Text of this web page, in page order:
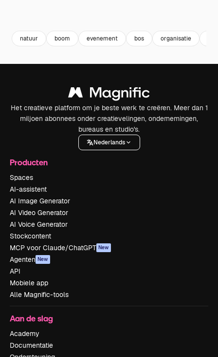
natuur boom evenement bos organisatie
Het creatieve platform om je beste werk te creëren. Meer dan 1
miljoen abonnees onder creatievelingen, ondernemingen,
bureaus en studio's.
Nederlands
Producten
Spaces
AI-assistent
AI Image Generator
AI Video Generator
AI Voice Generator
Stockcontent
MCP voor Claude/ChatGPT New
Agenten New
API
Mobiele app
Alle Magnific-tools
Aan de slag
Academy
Documentatie